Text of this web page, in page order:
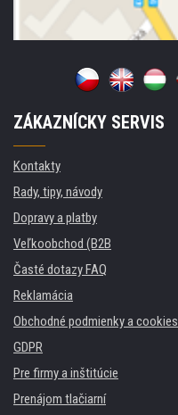
ZÁKAZNÍCKY SERVIS
Kontakty
Rady, tipy, návody
Dopravy a platby
Veľkoobchod (B2B
Časté dotazy FAQ
Reklamácia
Obchodné podmienky a cookies
GDPR
Pre firmy a inštitúcie
Prenájom tlačiarní